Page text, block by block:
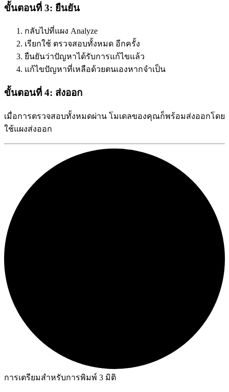
ขั้นตอนที่ 3: ยืนยัน
กลับไปที่แผง Analyze
เรียกใช้ ตรวจสอบทั้งหมด อีกครั้ง
ยืนยันว่าปัญหาได้รับการแก้ไขแล้ว
แก้ไขปัญหาที่เหลือด้วยตนเองหากจำเป็น
ขั้นตอนที่ 4: ส่งออก
เมื่อการตรวจสอบทั้งหมดผ่าน โมเดลของคุณก็พร้อมส่งออกโดย
ใช้แผงส่งออก
การเตรียมสำหรับการพิมพ์ 3 มิติ